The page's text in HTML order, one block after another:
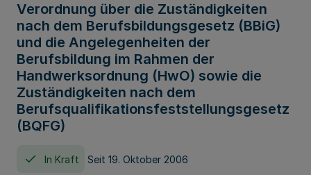
Verordnung über die Zuständigkeiten
nach dem Berufsbildungsgesetz (BBiG)
und die Angelegenheiten der
Berufsbildung im Rahmen der
Handwerksordnung (HwO) sowie die
Zuständigkeiten nach dem
Berufsqualifikationsfeststellungsgesetz
(BQFG)
In Kraft Seit 19. Oktober 2006